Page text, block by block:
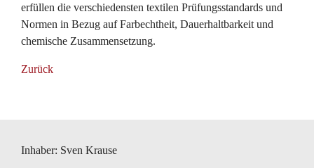
erfüllen die verschiedensten textilen Prüfungsstandards und
Normen in Bezug auf Farbechtheit, Dauerhaltbarkeit und
chemische Zusammensetzung.
Zurück
Inhaber: Sven Krause